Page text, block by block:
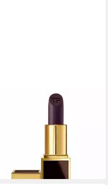
Cream Lipstick 07